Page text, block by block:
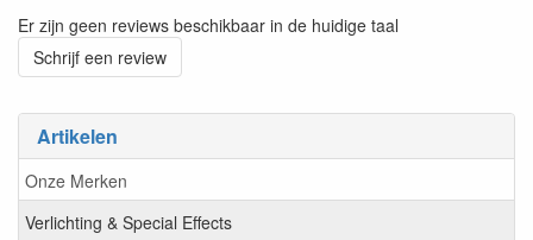
Artikelen
Onze Merken
Verlichting & Special Effects
Er zijn geen reviews beschikbaar in de huidige taal
Schrijf een review